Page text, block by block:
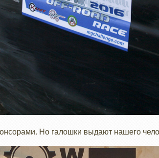
Но галошки выдают нашего